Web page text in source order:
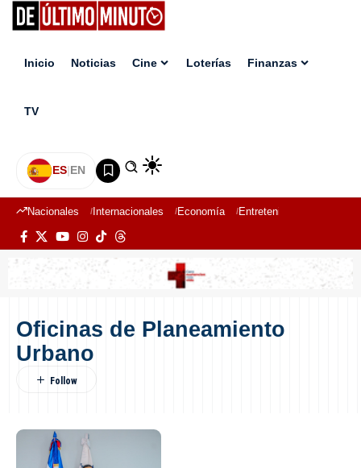
Inicio Noticias Cine Loterías Finanzas
TV
ES|EN
Nacionales Internacionales Economía Entretenimiento
Oficinas de Planeamiento
Urbano